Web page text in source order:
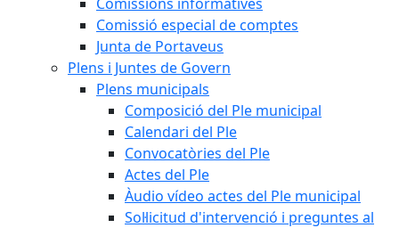
Comissió especial de comptes
Junta de Portaveus
Plens i Juntes de Govern
Plens municipals
Composició del Ple municipal
Calendari del Ple
Convocatòries del Ple
Actes del Ple
Àudio vídeo actes del Ple municipal
Sol·licitud d'intervenció i preguntes al